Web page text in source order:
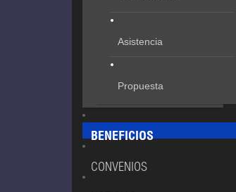
Asistencia
Propuesta
BENEFICIOS
CONVENIOS